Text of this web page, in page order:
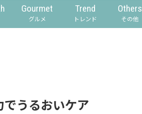
Gourmet
グルメ
Trend
トレンド
Others
その他
うるおいケア